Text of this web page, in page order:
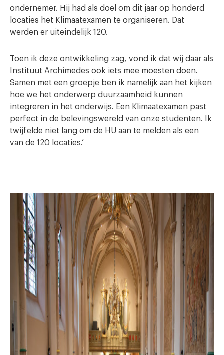
ondernemer. Hij had als doel om dit jaar op honderd
locaties het Klimaatexamen te organiseren. Dat
werden er uiteindelijk 120.
Toen ik deze ontwikkeling zag, vond ik dat wij daar als
Instituut Archimedes ook iets mee moesten doen.
Samen met een groepje ben ik namelijk aan het kijken
hoe we het onderwerp duurzaamheid kunnen
integreren in het onderwijs. Een Klimaatexamen past
perfect in de belevingswereld van onze studenten. Ik
twijfelde niet lang om de HU aan te melden als een
van de 120 locaties.’